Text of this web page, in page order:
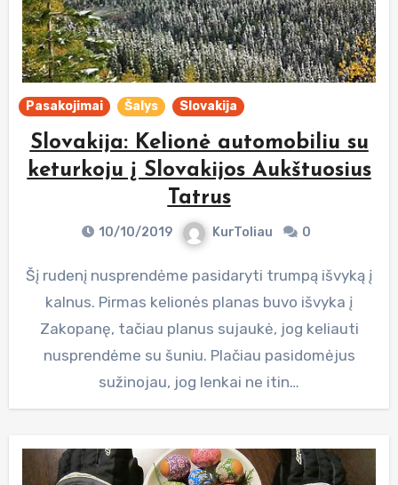
Pasakojimai Šalys Slovakija
Slovakija: Kelionė automobiliu su
keturkoju į Slovakijos Aukštuosius
Tatrus
10/10/2019 KurToliau 0
Šį rudenį nusprendėme pasidaryti trumpą išvyką į
kalnus. Pirmas kelionės planas buvo išvyka į
Zakopanę, tačiau planus sujaukė, jog keliauti
nusprendėme su šuniu. Plačiau pasidomėjus
sužinojau, jog lenkai ne itin…